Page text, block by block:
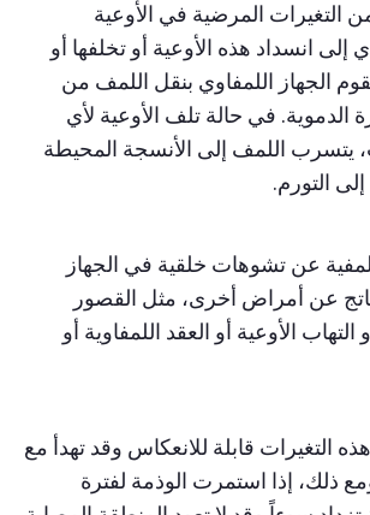
التغيرات المرضية في الأوعية
إلى انسداد هذه الأوعية أو تخلفها أو
الجهاز اللمفاوي بنقل اللمف من
الدموية. في حالة تلف الأوعية لأي
يتسرب اللمف إلى الأنسجة المحيطة
التورم.
عن تشوهات خلقية في الجهاز
عن أمراض أخرى، مثل القصور
الأوعية أو العقد اللمفاوية أو
التغيرات قابلة للانعكاس وقد تهدأ مع
ذلك، إذا استمرت الوذمة لفترة